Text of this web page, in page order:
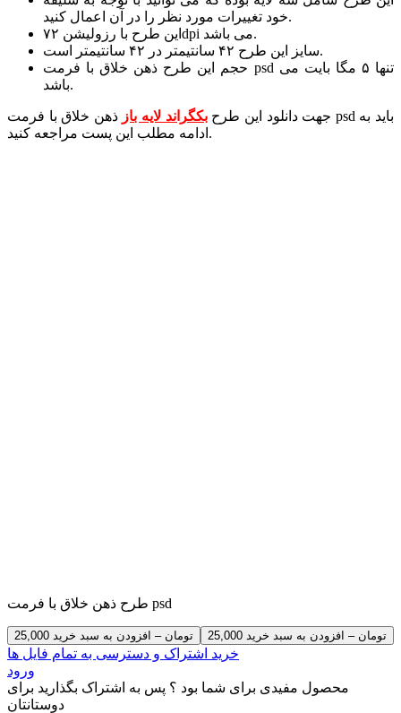
خود تغییرات مورد نظر را در آن اعمال کنید.
این طرح با رزولیشن ۷۲dpi می باشد.
سایز این طرح ۴۲ سانتیمتر در ۴۲ سانتیمتر است.
حجم این طرح ذهن خلاق با فرمت psd تنها ۵ مگا بایت می
باشد.
جهت دانلود این طرحبکگراند لایه باز ذهن خلاق با فرمت psd باید به
ادامه مطلب این پست مراجعه کنید.
طرح ذهن خلاق با فرمت psd
25,000 تومان – افزودن به سبد خرید
خرید اشتراک و دسترسی به تمام فایل ها
ورود
محصول مفیدی برای شما بود ؟ پس به اشتراک بگذارید برای
دوستانتان